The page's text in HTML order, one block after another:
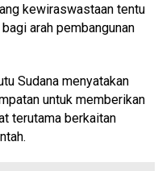
kewiraswastaan tentu
arah pembangunan
Sudana menyatakan
untuk memberikan
terutama berkaitan